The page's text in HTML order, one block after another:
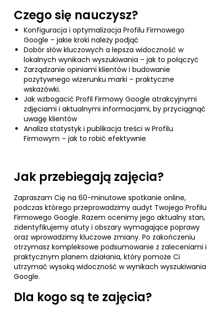
Czego się nauczysz?
Konfiguracja i optymalizacja Profilu Firmowego
Google – jakie kroki należy podjąć
Dobór słów kluczowych a lepsza widoczność w
lokalnych wynikach wyszukiwania – jak to połączyć
Zarządzanie opiniami klientów i budowanie
pozytywnego wizerunku marki – praktyczne
wskazówki.
Jak wzbogacić Profil Firmowy Google atrakcyjnymi
zdjęciami i aktualnymi informacjami, by przyciągnąć
uwagę klientów
Analiza statystyk i publikacja treści w Profilu
Firmowym – jak to robić efektywnie
Jak przebiegają zajęcia?
Zapraszam Cię na 60-minutowe spotkanie online,
podczas którego przeprowadzimy audyt Twojego Profilu
Firmowego Google. Razem ocenimy jego aktualny stan,
zidentyfikujemy atuty i obszary wymagające poprawy
oraz wprowadzimy kluczowe zmiany. Po zakończeniu
otrzymasz kompleksowe podsumowanie z zaleceniami i
praktycznym planem działania, który pomoże Ci
utrzymać wysoką widoczność w wynikach wyszukiwania
Google.
Dla kogo są te zajęcia?